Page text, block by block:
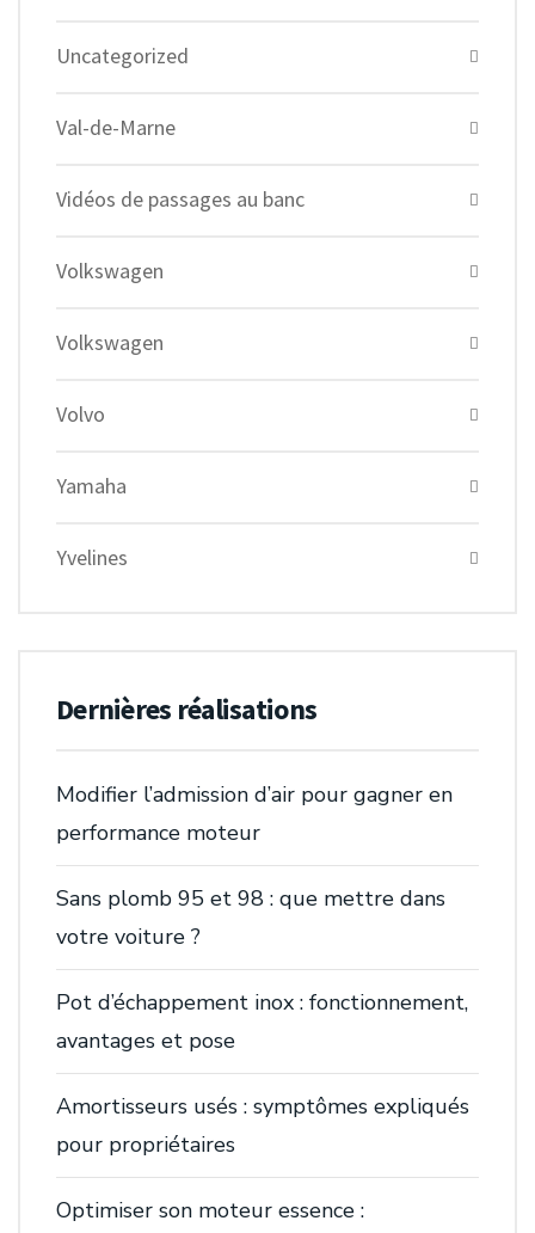
Uncategorized
Val-de-Marne
Vidéos de passages au banc
Volkswagen
Volkswagen
Volvo
Yamaha
Yvelines
Dernières réalisations
Modifier l’admission d’air pour gagner en
performance moteur
Sans plomb 95 et 98 : que mettre dans
votre voiture ?
Pot d’échappement inox : fonctionnement,
avantages et pose
Amortisseurs usés : symptômes expliqués
pour propriétaires
Optimiser son moteur essence :